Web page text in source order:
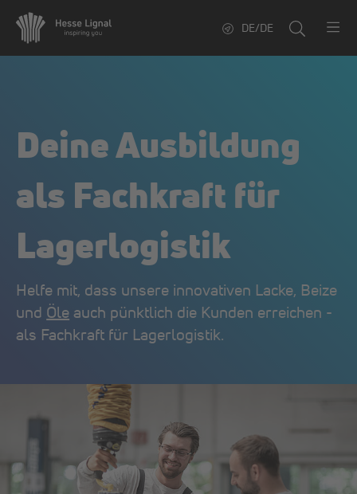
DE/DE
Deine Ausbildung
als Fachkraft für
Lagerlogistik
Helfe mit, dass unsere innovativen Lacke, Beize
und Öle auch pünktlich die Kunden erreichen -
als Fachkraft für Lagerlogistik.